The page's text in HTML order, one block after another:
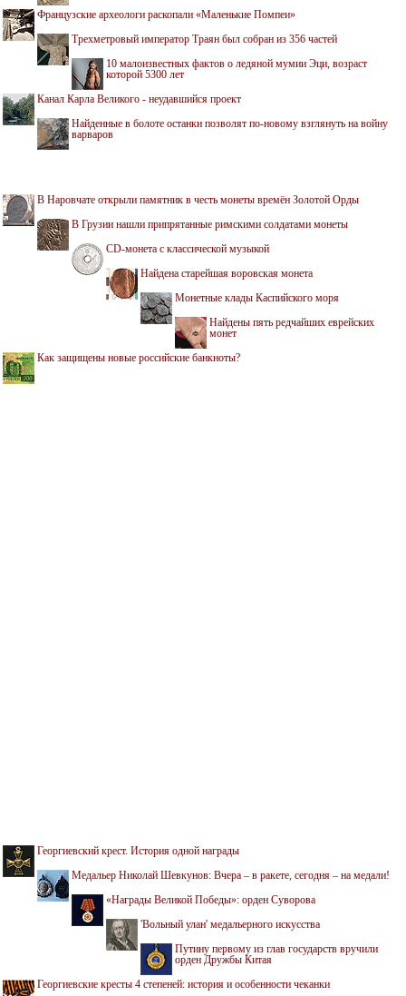
Французские археологи раскопали «Маленькие Помпеи»
Трехметровый император Траян был собран из 356 частей
10 малоизвестных фактов о ледяной мумии Эци, возраст
которой 5300 лет
Канал Карла Великого - неудавшийся проект
Найденные в болоте останки позволят по-новому взглянуть на войну
варваров
В Наровчате открыли памятник в честь монеты времён Золотой Орды
В Грузии нашли припрятанные римскими солдатами монеты
CD-монета с классической музыкой
Найдена старейшая воровская монета
Монетные клады Каспийского моря
Найдены пять редчайших еврейских
монет
Как защищены новые российские банкноты?
Георгиевский крест. История одной награды
Медальер Николай Шевкунов: Вчера – в ракете, сегодня – на медали!
«Награды Великой Победы»: орден Суворова
'Вольный улан' медальерного искусства
Путину первому из глав государств вручили
орден Дружбы Китая
Георгиевские кресты 4 степеней: история и особенности чеканки